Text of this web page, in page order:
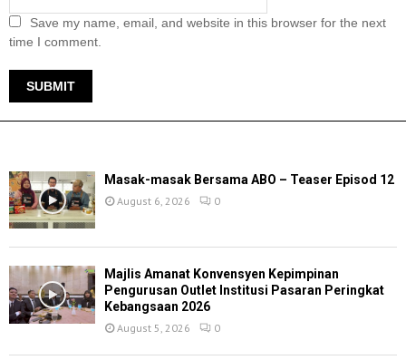
Save my name, email, and website in this browser for the next
time I comment.
Masak-masak Bersama ABO – Teaser Episod 12
August 6, 2026 0
Majlis Amanat Konvensyen Kepimpinan
Pengurusan Outlet Institusi Pasaran Peringkat
Kebangsaan 2026
August 5, 2026 0